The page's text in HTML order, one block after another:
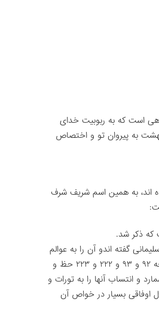
است که به ربوبیت خداى
به پیروان تو و اختصاص
به همین اسم شریف شرف
ذکر شد.
گفته اندو آن را به عوالم
خمسه که حضرت خمس در اصطلاح عارفان است تفسیر کرده اند و در صفحه ۹۲ و ۹۳ و ۲۲۲ و ۲۲۳ حظ و
و انتساب آنها را به تورات و
اوفاقى بسیار در خواص آن